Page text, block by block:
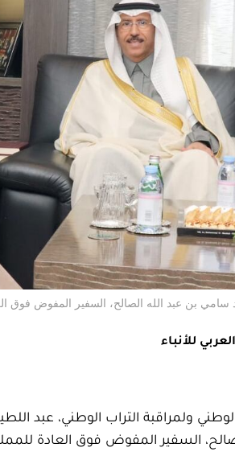
بن عبد الله الصالح، السفير المفوض فوق
للأنباء
السفير المفوض فوق العادة